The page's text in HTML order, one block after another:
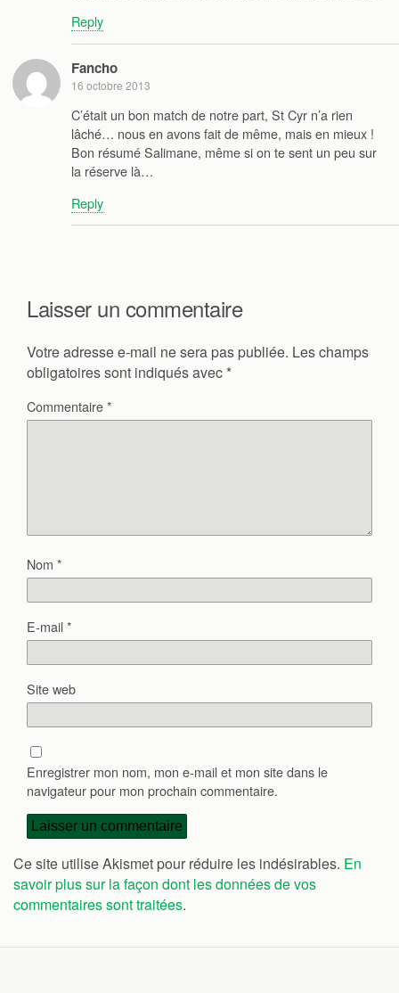
Reply
Fancho
16 octobre 2013
C’était un bon match de notre part, St Cyr n’a rien
lâché… nous en avons fait de même, mais en mieux !
Bon résumé Salimane, même si on te sent un peu sur
la réserve là…
Reply
Laisser un commentaire
Votre adresse e-mail ne sera pas publiée. Les champs
obligatoires sont indiqués avec *
Commentaire*
Nom *
E-mail*
Site web
Enregistrer mon nom, mon e-mail et mon site dans le
navigateur pour mon prochain commentaire.
Ce site utilise Akismet pour réduire les indésirables. En
savoir plus sur la façon dont les données de vos
commentaires sont traitées.